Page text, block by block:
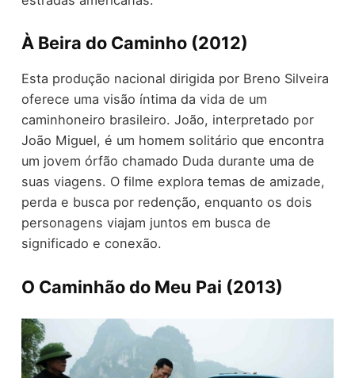
À Beira do Caminho (2012)
Esta produção nacional dirigida por Breno Silveira
oferece uma visão íntima da vida de um
caminhoneiro brasileiro. João, interpretado por
João Miguel, é um homem solitário que encontra
um jovem órfão chamado Duda durante uma de
suas viagens. O filme explora temas de amizade,
perda e busca por redenção, enquanto os dois
personagens viajam juntos em busca de
significado e conexão.
O Caminhão do Meu Pai (2013)